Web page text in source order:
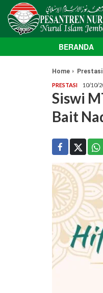
BERANDA
Home Prestasi
PRESTASI 10/10/
Siswi
Bait